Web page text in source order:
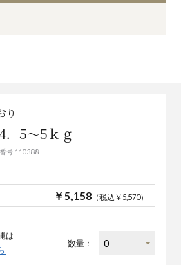
り
．5～5ｋｇ
号 110388
￥5,158（税込￥5,570）
は
数量：